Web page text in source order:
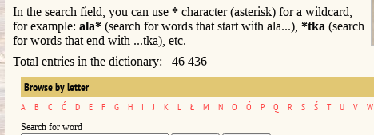
In the search field, you can use * character (asterisk) for a wildcard,
for example: ala* (search for words that start with ala...), *tka (search
for words that end with ...tka), etc.
Total entries in the dictionary: 46 436
Browse by letter
A B C Ć D E F G H I J K L Ł M N O Ó P Q R S Ś T U V W
Search for word